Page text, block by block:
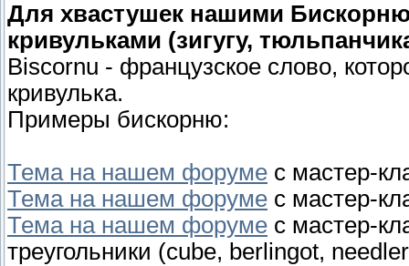
Для хвастушек нашими
кривульками (зигугу,
Biscornu - французское слово,
кривулька.
Примеры бискорню:
Тема на нашем форуме с мастер-
Тема на нашем форуме с мастер-
Тема на нашем форуме с мастер-
треугольники (cube, berlingot,